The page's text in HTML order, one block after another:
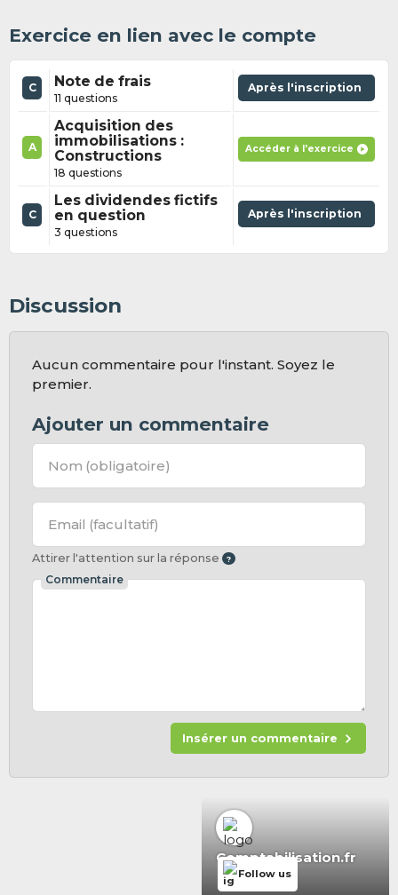
Exercice en lien avec le compte
C Note de frais
11 questions
Après l'inscription
A
Acquisition des
immobilisations :
Constructions
18 questions
Accéder à l'exercice
C
Les dividendes fictifs
en question
3 questions
Après l'inscription
Discussion
Aucun commentaire pour l'instant. Soyez le
premier.
Ajouter un commentaire
Nom (obligatoire)
Email (facultatif)
Attirer l'attention sur la réponse
Commentaire
Insérer un commentaire
Comptabilisation.fr
Follow us